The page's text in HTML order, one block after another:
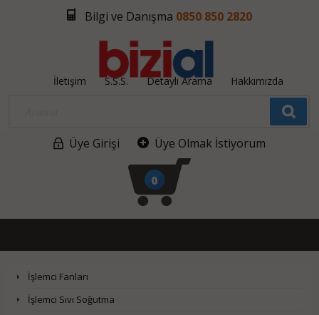
Bilgi ve Danışma 0850 850 2820
İletişim S.S.S. Detaylı Arama Hakkımızda
Üye Girişi Üye Olmak İstiyorum
0
İşlemci Fanları
İşlemci Sıvı Soğutma